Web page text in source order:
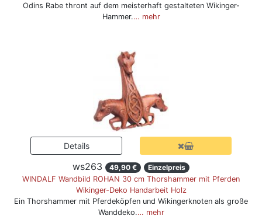
Odins Rabe thront auf dem meisterhaft gestalteten Wikinger-
Hammer.… mehr
ws263 49,90 €
Einzelpreis
WINDALF Wandbild ROHAN 30 cm Thorshammer mit Pferden
Wikinger-Deko Handarbeit Holz
Ein Thorshammer mit Pferdeköpfen und Wikingerknoten als große
Wanddeko.… mehr